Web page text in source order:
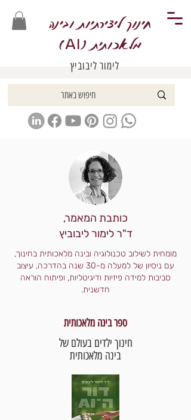
חינוך ליצירתיות ובינה
מלאכותית (AI
)
לימור ליבוביץ
כותבת המאמר,
ד"ר לימור ליבוביץ
מומחית לשילוב טכנולוגיה ובינה מלאכותית בחינוך,
עם ניסיון של למעלה מ-30 שנה בהדרכה, עיצוב
סביבות למידה פיזיות ודיגיטליות, ופיתוח הוראה
חדשנית.
ספר בינה מלאכותית
חינוך ילדים בעולם של
בינה מלאכותית